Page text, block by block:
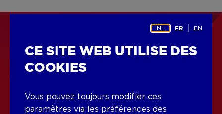
DÉCOUVREZ LA COMMUNE
DE BEERSEL
La recherche d'un nouveau foyer n'est pas
toujours facile. En plus du logement lui-même,
NL FR EN
CE SITE WEB UTILISE DES
COOKIES
Vous pouvez toujours modifier ces
paramètres via les préférences des